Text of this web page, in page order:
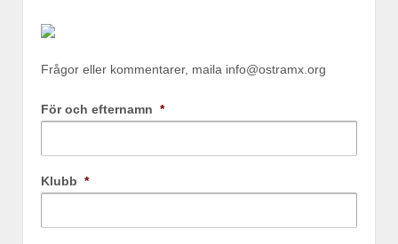
Frågor eller kommentarer, maila info@ostramx.org
För och efternamn *
Klubb *